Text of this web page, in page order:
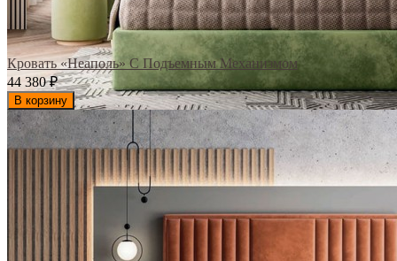
Кровать «Неаполь» С Подъемным Механизмом
44 380₽
В корзину